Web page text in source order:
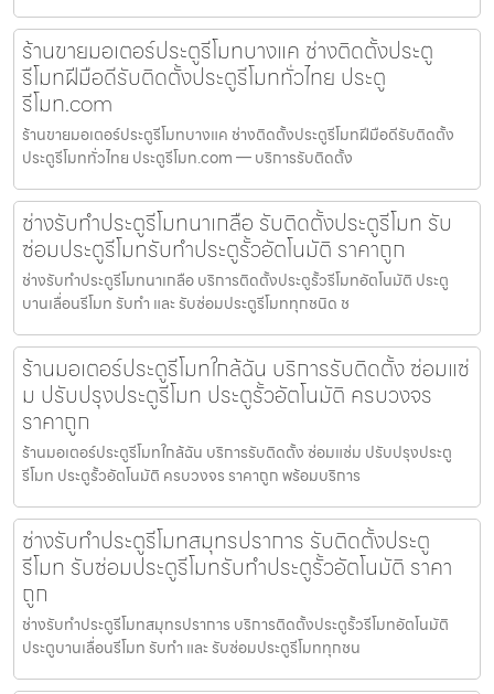
ร้านขายมอเตอร์ประตูรีโมทบางแค ช่างติดตั้งประตู
รีโมทฝีมือดีรับติดตั้งประตูรีโมททั่วไทย ประตู
รีโมท.com
ร้านขายมอเตอร์ประตูรีโมทบางแค ช่างติดตั้งประตูรีโมทฝีมือดีรับติดตั้ง
ประตูรีโมททั่วไทย ประตูรีโมท.com — บริการรับติดตั้ง
ช่างรับทำประตูรีโมทนาเกลือ รับติดตั้งประตูรีโมท รับ
ซ่อมประตูรีโมทรับทำประตูรั้วอัตโนมัติ ราคาถูก
ช่างรับทำประตูรีโมทนาเกลือ บริการติดตั้งประตูรั้วรีโมทอัตโนมัติ ประตู
บานเลื่อนรีโมท รับทำ และ รับซ่อมประตูรีโมททุกชนิด ช
ร้านมอเตอร์ประตูรีโมทใกล้ฉัน บริการรับติดตั้ง ซ่อมแซ่
ม ปรับปรุงประตูรีโมท ประตูรั้วอัตโนมัติ ครบวงจร
ราคาถูก
ร้านมอเตอร์ประตูรีโมทใกล้ฉัน บริการรับติดตั้ง ซ่อมแซ่ม ปรับปรุงประตู
รีโมท ประตูรั้วอัตโนมัติ ครบวงจร ราคาถูก พร้อมบริการ
ช่างรับทำประตูรีโมทสมุทรปราการ รับติดตั้งประตู
รีโมท รับซ่อมประตูรีโมทรับทำประตูรั้วอัตโนมัติ ราคา
ถูก
ช่างรับทำประตูรีโมทสมุทรปราการ บริการติดตั้งประตูรั้วรีโมทอัตโนมัติ
ประตูบานเลื่อนรีโมท รับทำ และ รับซ่อมประตูรีโมททุกชน